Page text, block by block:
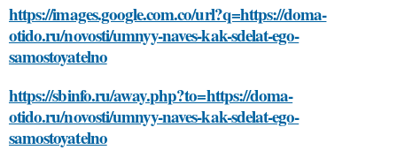
https://images.google.com.co/url?q=https://doma-
otido.ru/novosti/umnyy-naves-kak-sdelat-ego-
samostoyatelno
https://sbinfo.ru/away.php?to=https://doma-
otido.ru/novosti/umnyy-naves-kak-sdelat-ego-
samostoyatelno